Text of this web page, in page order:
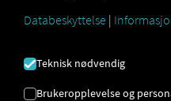
Databeskyttelse |
Teknisk nødvendig
Brukeropplevelse og